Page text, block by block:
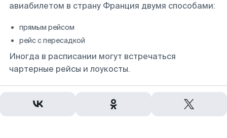
авиабилетом в страну Франция двумя способами:
прямым рейсом
рейс с пересадкой
Иногда в расписании могут встречаться
чартерные рейсы и лоукосты.